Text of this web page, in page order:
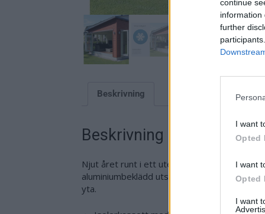
continue
information
further
I want
Opted
I want
Opted
I want
Beskrivning
Beskrivning
Njut året runt i ett uterum med Natur V.
aluminiumbeklädd utsida. Aluminium har
yta.